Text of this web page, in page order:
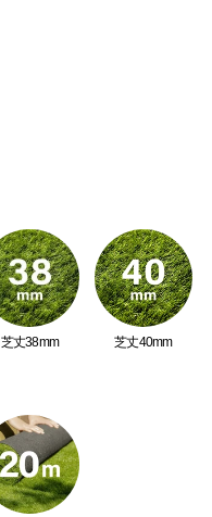
芝丈38mm 芝丈40mm